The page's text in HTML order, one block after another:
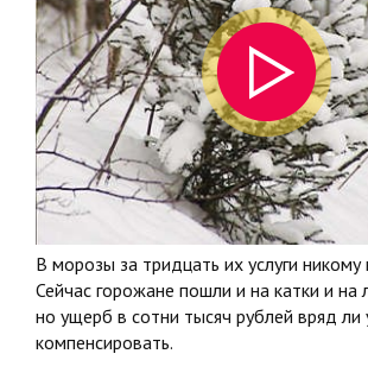
В морозы за тридцать их услуги
Сейчас горожане пошли и на катки и
но ущерб в сотни тысяч рублей вряд ли
компенсировать.